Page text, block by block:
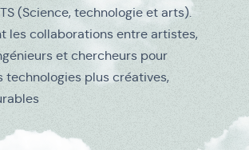
(Science, technologie et arts).
les collaborations entre artistes,
et chercheurs pour
technologies plus créatives,